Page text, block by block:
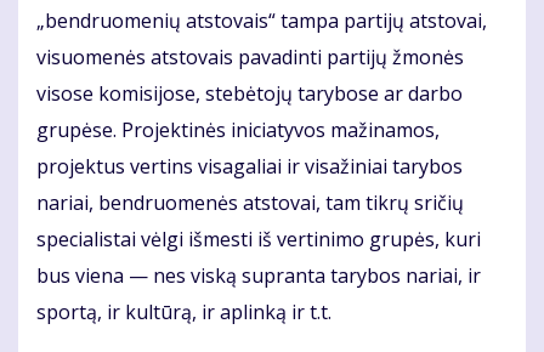
„bendruomenių atstovais“ tampa partijų atstovai,
visuomenės atstovais pavadinti partijų žmonės
visose komisijose, stebėtojų tarybose ar darbo
grupėse. Projektinės iniciatyvos mažinamos,
projektus vertins visagaliai ir visažiniai tarybos
nariai, bendruomenės atstovai, tam tikrų sričių
specialistai vėlgi išmesti iš vertinimo grupės, kuri
bus viena — nes viską supranta tarybos nariai, ir
sportą, ir kultūrą, ir aplinką ir t.t.